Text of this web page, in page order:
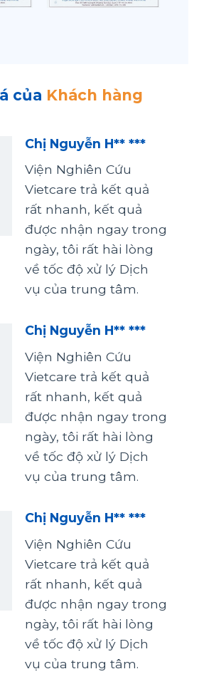
của Khách hàng
Chị Nguyễn H** ***
Viện Nghiên Cứu
Vietcare trả kết quả
rất nhanh, kết quả
được nhận ngay trong
ngày, tôi rất hài lòng
về tốc độ xử lý Dịch
vụ của trung tâm.
Chị Nguyễn H** ***
Viện Nghiên Cứu
Vietcare trả kết quả
rất nhanh, kết quả
được nhận ngay trong
ngày, tôi rất hài lòng
về tốc độ xử lý Dịch
vụ của trung tâm.
Chị Nguyễn H** ***
Viện Nghiên Cứu
Vietcare trả kết quả
rất nhanh, kết quả
được nhận ngay trong
ngày, tôi rất hài lòng
về tốc độ xử lý Dịch
vụ của trung tâm.